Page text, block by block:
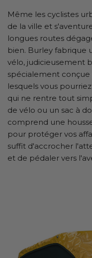
Même les cyclistes
de la ville et
longues routes
bien. Burley fabrique
vélo, judicieusement
spécialement
lesquels vous
qui ne rentre tout
de vélo ou un sac à
comprend une
pour protéger vos
suffit d'accrocher
et de pédaler vers